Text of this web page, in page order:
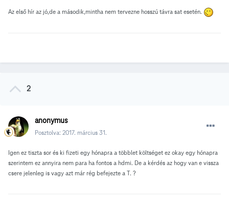
Az első hír az jó,de a második,mintha nem tervezne hosszú távra sat esetén.
2
anonymus
Posztolva: 2017. március 31.
Igen ez tiszta sor és ki fizeti egy hónapra a többlet költséget ez okay egy hónapra
szerintem ez annyira nem para ha fontos a hdmi. De a kérdés az hogy van e vissza
csere jelenleg is vagy azt már rég befejezte a T. ?